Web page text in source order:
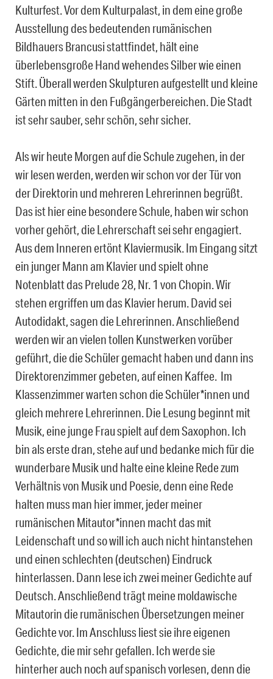
Kulturfest. Vor dem Kulturpalast, in dem eine große
Ausstellung des bedeutenden rumänischen
Bildhauers Brancusi stattfindet, hält eine
überlebensgroße Hand wehendes Silber wie einen
Stift. Überall werden Skulpturen aufgestellt und kleine
Gärten mitten in den Fußgängerbereichen. Die Stadt
ist sehr sauber, sehr schön, sehr sicher.
Als wir heute Morgen auf die Schule zugehen, in der
wir lesen werden, werden wir schon vor der Tür von
der Direktorin und mehreren Lehrerinnen begrüßt.
Das ist hier eine besondere Schule, haben wir schon
vorher gehört, die Lehrerschaft sei sehr engagiert.
Aus dem Inneren ertönt Klaviermusik. Im Eingang sitzt
ein junger Mann am Klavier und spielt ohne
Notenblatt das Prelude 28, Nr. 1 von Chopin. Wir
stehen ergriffen um das Klavier herum. David sei
Autodidakt, sagen die Lehrerinnen. Anschließend
werden wir an vielen tollen Kunstwerken vorüber
geführt, die die Schüler gemacht haben und dann ins
Direktorenzimmer gebeten, auf einen Kaffee. Im
Klassenzimmer warten schon die Schüler*innen und
gleich mehrere Lehrerinnen. Die Lesung beginnt mit
Musik, eine junge Frau spielt auf dem Saxophon. Ich
bin als erste dran, stehe auf und bedanke mich für die
wunderbare Musik und halte eine kleine Rede zum
Verhältnis von Musik und Poesie, denn eine Rede
halten muss man hier immer, jeder meiner
rumänischen Mitautor*innen macht das mit
Leidenschaft und so will ich auch nicht hintanstehen
und einen schlechten (deutschen) Eindruck
hinterlassen. Dann lese ich zwei meiner Gedichte auf
Deutsch. Anschließend trägt meine moldawische
Mitautorin die rumänischen Übersetzungen meiner
Gedichte vor. Im Anschluss liest sie ihre eigenen
Gedichte, die mir sehr gefallen. Ich werde sie
hinterher auch noch auf spanisch vorlesen, denn die